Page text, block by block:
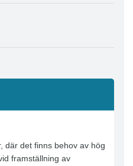
där det finns behov av hög
framställning av